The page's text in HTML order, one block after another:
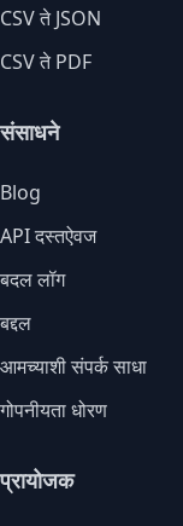
CSV ते JSON
CSV ते PDF
संसाधने
Blog
API दस्तऐवज
बदल लॉग
बद्दल
आमच्याशी संपर्क साधा
गोपनीयता धोरण
प्रायोजक